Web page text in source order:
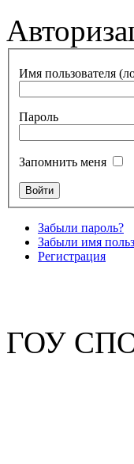
Имя пользователя
Пароль
Запомнить меня
Забыли пароль?
Забыли имя
Регистрация
ГОУ СПО